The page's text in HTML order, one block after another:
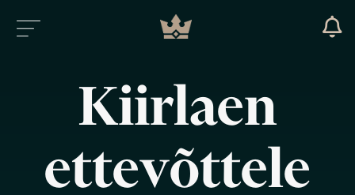
Kiirlaen
ettevõttele